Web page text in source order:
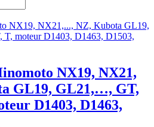
NX19, NX21,
GL19, GL21,…, GT,
D1403, D1463,